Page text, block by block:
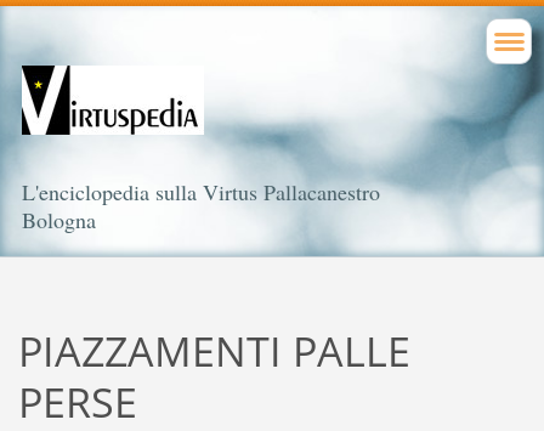
L'enciclopedia sulla Virtus Pallacanestro
Bologna
PIAZZAMENTI PALLE
PERSE